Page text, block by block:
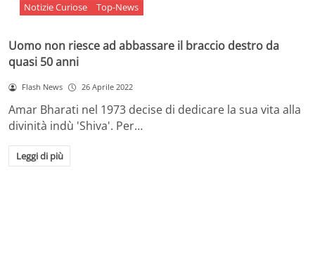
Notizie Curiose Top-News
Uomo non riesce ad abbassare il braccio destro da
quasi 50 anni
Flash News 26 Aprile 2022
Amar Bharati nel 1973 decise di dedicare la sua vita alla
divinità indù 'Shiva'. Per…
Leggi di più